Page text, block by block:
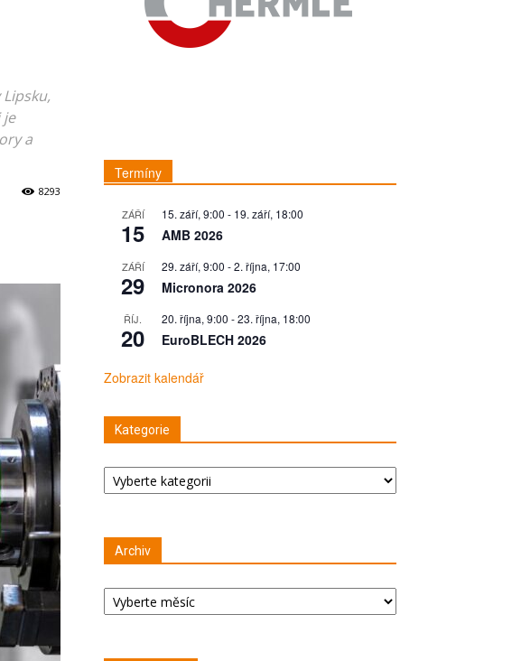
a
8293
Termíny
ZÁŘÍ
15
15. září, 9:00 - 19. září, 18:00
AMB 2026
ZÁŘÍ
29
29. září, 9:00 -2. října, 17:00
Micronora 2026
ŘÍJ.
20
20. října, 9:00 -23. října, 18:00
EuroBLECH 2026
Zobrazit kalendář
Kategorie
Kategorie
Archiv
Archiv